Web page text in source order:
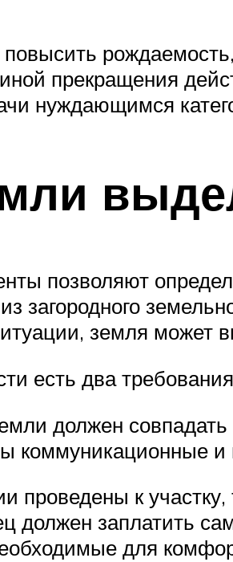
повысить
прекращения
нуждающимся
позволяют
загородного
земля может
есть два
должен
коммуникационные
к
должен заплатить
для